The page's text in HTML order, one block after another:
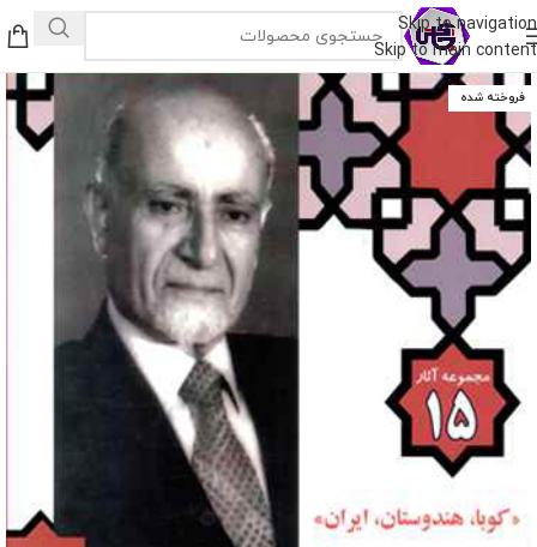
Skip to navigation
Skip to main content
فروخته شده